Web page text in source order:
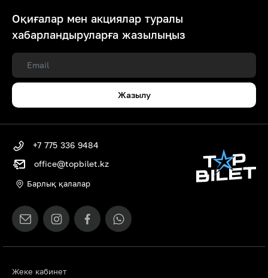
Оқиғалар мен акциялар туралы
хабарландыруларға жазылыңыз
Жазылу
Жеке кабинет
+7 775 336 9484
office@topbilet.kz
Барлық қалалар